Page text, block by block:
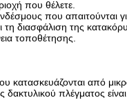
που θέλετε.
που απαιτούνται
τη διασφάλιση της
τοποθέτησης.
κατασκευάζονται από
δακτυλικού